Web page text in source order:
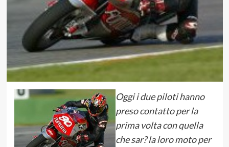
Oggi i due piloti hanno
preso contatto per la
prima volta con quella
che sar? la loro moto per